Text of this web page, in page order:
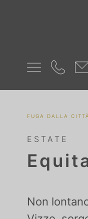
FUGA DALLA CITTÀ
ESTATE
Non